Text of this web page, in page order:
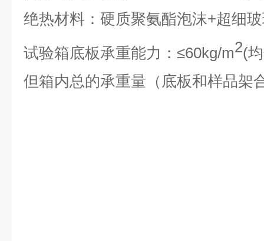
绝热材料：硬质聚氨酯泡沫+超细
试验箱底板承重能力： ≤60kg/m2(
但箱内总的承重量（底板和样品架